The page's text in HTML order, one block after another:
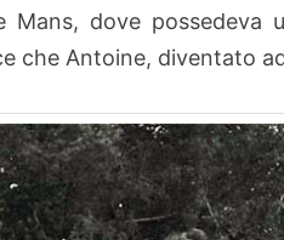
dove possedeva
che Antoine, diventato